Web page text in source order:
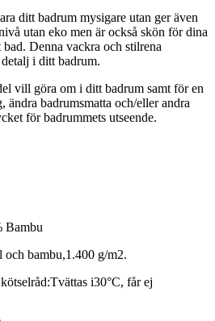
ditt badrum mysigare utan ger även
utan eko men är också skön för dina
Denna vackra och stilrena
i ditt badrum.
vill göra om i ditt badrum samt för en
ändra badrumsmatta och/eller andra
för badrummets utseende.
Bambu
bambu,1.400 g/m2.
i30°C, får ej